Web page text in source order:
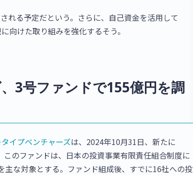
れる予定だという。さらに、自己資金を活用して
向けた取り組みを強化するそう。
3号ファンドで155億円を調
イプベンチャーズは、2024年10月31日、新たに
のファンドは、日本の投資事業有限責任組合制度に
な対象とする。ファンド組成後、すでに16社への投